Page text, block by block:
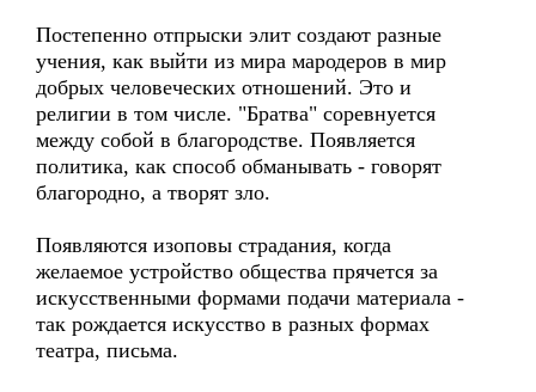
Постепенно отпрыски элит создают разные
учения, как выйти из мира мародеров в мир
добрых человеческих отношений. Это и
религии в том числе. "Братва" соревнуется
между собой в благородстве. Появляется
политика, как способ обманывать - говорят
благородно, а творят зло.
Появляются изоповы страдания, когда
желаемое устройство общества прячется за
искусственными формами подачи материала -
так рождается искусство в разных формах
театра, письма.